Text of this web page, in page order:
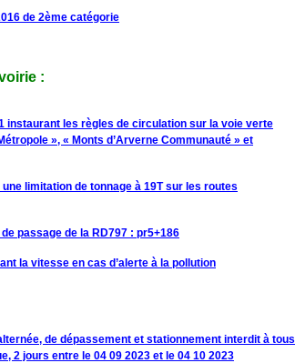
de 2ème catégorie
:
instaurant les règles de circulation sur la voie verte
», « Monts d’Arverne Communauté » et
limitation de tonnage à 19T sur les routes
passage de la RD797 : pr5+186
la vitesse en cas d’alerte à la pollution
de dépassement et stationnement interdit à tous
2 jours entre le 04 09 2023 et le 04 10 2023